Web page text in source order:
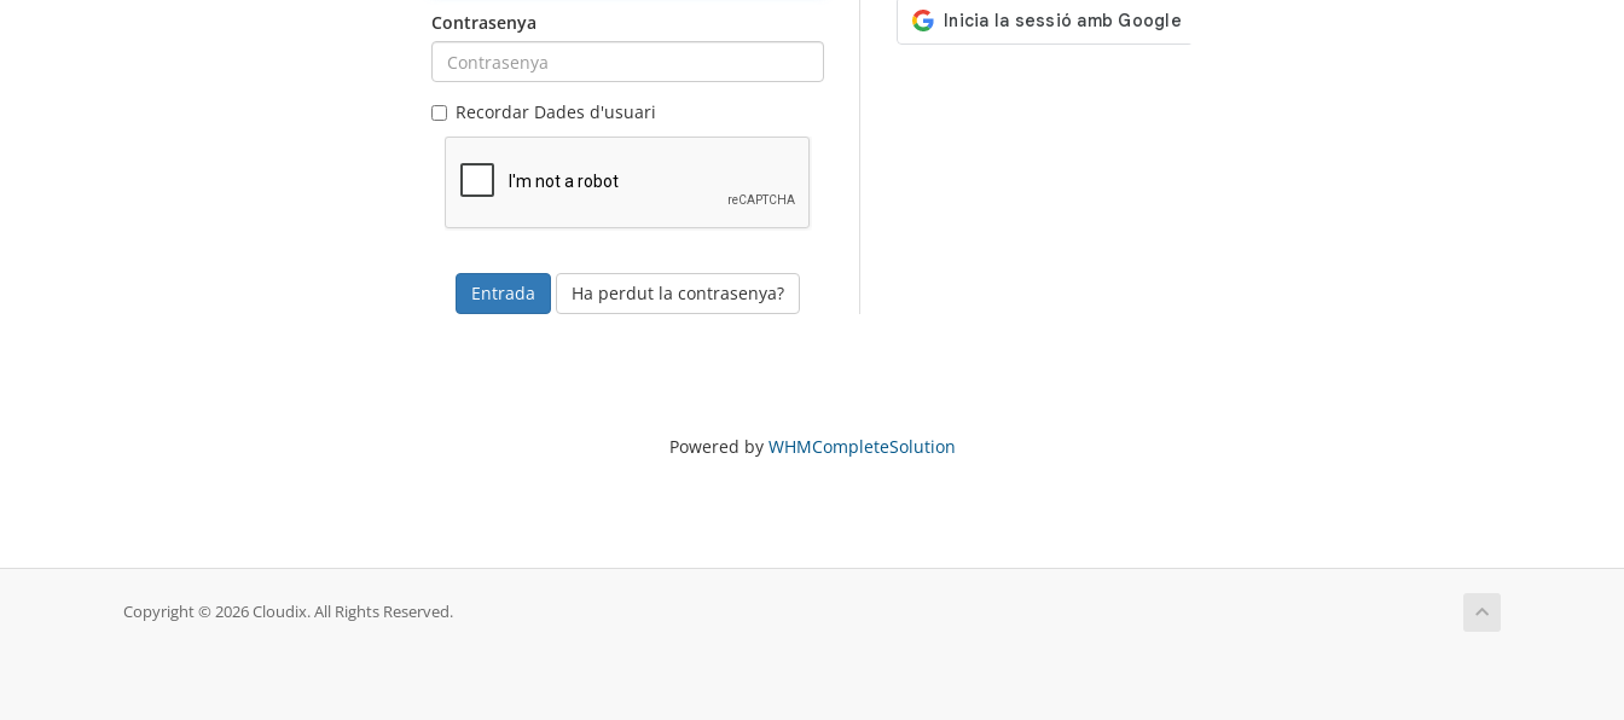
Contrasenya
Recordar Dades d'usuari
Ha perdut la contrasenya?
Powered by WHMCompleteSolution
Copyright © 2026 Cloudix. All Rights Reserved.